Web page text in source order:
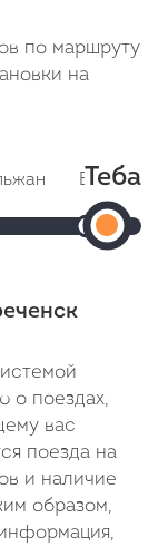
по маршруту
на
Прибытие: 23:35
23:36
Бельсу
Теба
54
о поездах,
вас
поезда на
и наличие
образом,